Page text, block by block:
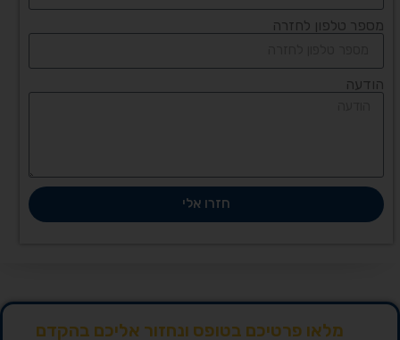
מספר טלפון לחזרה
הודעה
חזרו אלי
מלאו פרטיכם בטופס ונחזור אליכם בהקדם